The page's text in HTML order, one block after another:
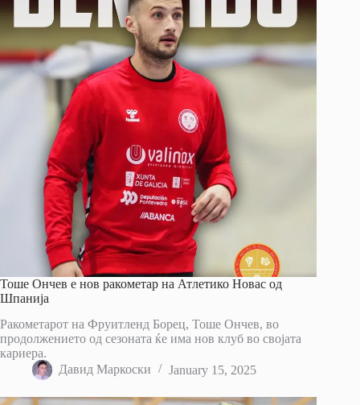
Тоше Ончев е нов ракометар на Атлетико Новас од
Шпанија
Ракометарот на Фруитленд Борец, Тоше Ончев, во
продолжението од сезоната ќе има нов клуб во својата
кариера.
Давид Маркоски
January 15, 2025